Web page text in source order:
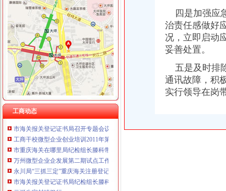
工商动态
工商动态
全市重庆海关在哪里安全生产大排查大整大执法专项行动圆满完成
垫江县加微企补助资金监管
巫溪局从“五方面”重庆海关在哪里着力加纪检监察工作
巴南区工商分局海关报关注册登记证书牵头召开行政执法与刑事司法衔接工作
全市食品进销货“一单通”重庆海关注册制度推行效果显著
綦江局海关报关登记证书三举措深入助推微型企业发展
巫山局开展“查究抓”海关报关注册登记证书推动各项工作
市海关报关登记证书局召开专题会议集中达全国工商行政管理工作会议精
工商干校微型企业创业培训2011年第一期培训班顺利开班
市重庆海关在哪里局纪检组长滕科带队到双桥局开展考核考察工作
万州微型企业企发展第二期试点工作创业培训呈现五大点
永川局“三抓三定”重庆海关注册登记提升农村经纪人培训质量
市海关报关登记证书局纪检组长滕科对璧山局提出六点工作要求
云诞生家村镇银行
四是加强应
治责任感做好
况，立即启动
妥善处置。
五是及时排
通讯故障，积
实行领导在岗